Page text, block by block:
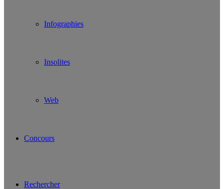
Infographies
Insolites
Web
Concours
Rechercher